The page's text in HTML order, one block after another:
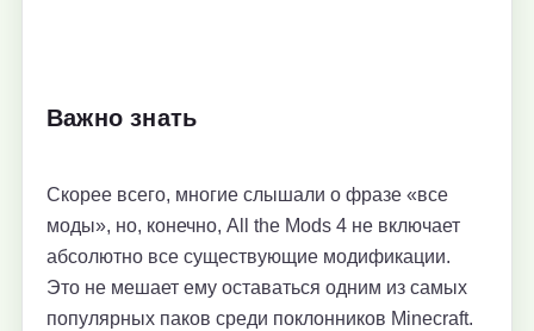
Важно знать
Скорее всего, многие слышали о фразе «все
моды», но, конечно, All the Mods 4 не включает
абсолютно все существующие модификации.
Это не мешает ему оставаться одним из самых
популярных паков среди поклонников Minecraft.